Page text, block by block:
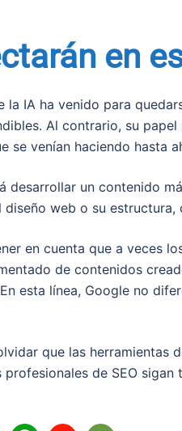
en
la IA ha venido para
Al contrario, su
se venían haciendo hasta
desarrollar un contenido
diseño web o su
en cuenta que a veces
de contenidos
esta línea, Google no
que las herramientas
de SEO sigan